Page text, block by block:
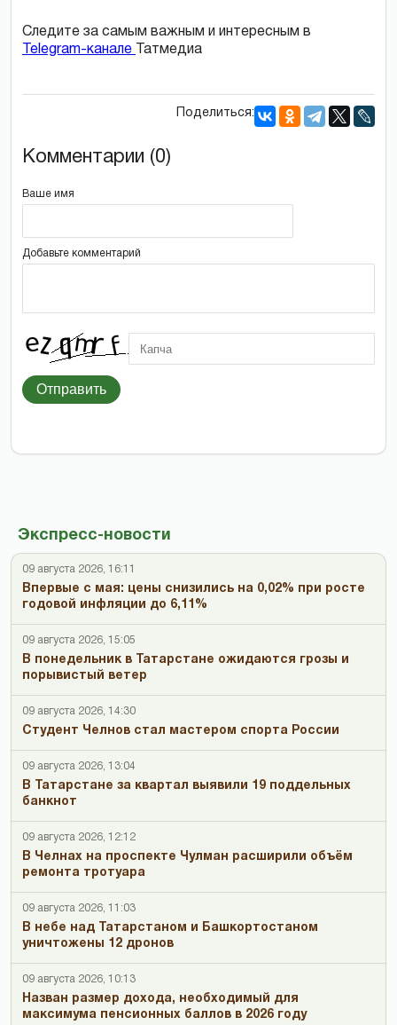
Экспресс-новости
09 августа 2026, 16:11
Впервые с мая: цены снизились на 0,02% при росте
годовой инфляции до 6,11%
09 августа 2026, 15:05
В понедельник в Татарстане ожидаются грозы и
порывистый ветер
09 августа 2026, 14:30
Студент Челнов стал мастером спорта России
09 августа 2026, 13:04
В Татарстане за квартал выявили 19 поддельных
банкнот
09 августа 2026, 12:12
В Челнах на проспекте Чулман расширили объём
ремонта тротуара
09 августа 2026, 11:03
В небе над Татарстаном и Башкортостаном
уничтожены 12 дронов
09 августа 2026, 10:13
Назван размер дохода, необходимый для
максимума пенсионных баллов в 2026 году
Следите за самым важным и интересным в
Telegram-канале
Татмедиа
Поделиться:
Комментарии (0)
Ваше имя
Добавьте комментарий
Отправить